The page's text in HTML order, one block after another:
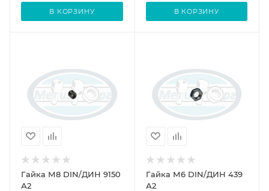
В КОРЗИНУ В КОРЗИНУ
Гайка М8 DIN/ДИН 9150
А2
Гайка М6 DIN/ДИН 439
А2